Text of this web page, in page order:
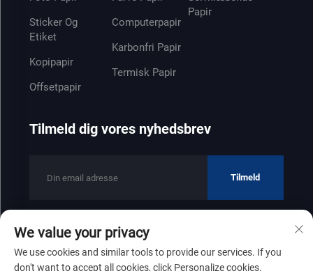
Sticker Og
Etiket
Kopipapir
Offsetpapir
Computerpapir
Karbonfri Papir
Termisk Papir
Papir
Tilmeld dig vores nyhedsbrev
Tilmeld
Copyright © 2025 af Shandong Zhenfeng Paper Industry Co., Ltd
Privatlivspolitik
We value your privacy
We use cookies and similar tools to provide our services. If you
don't want to accept all cookies, click Personalize cookies.